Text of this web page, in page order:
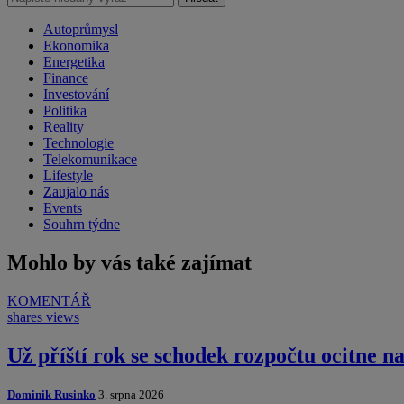
Autoprůmysl
Ekonomika
Energetika
Finance
Investování
Politika
Reality
Technologie
Telekomunikace
Lifestyle
Zaujalo nás
Events
Souhrn týdne
Mohlo by vás také zajímat
KOMENTÁŘ
shares views
Už příští rok se schodek rozpočtu ocitne
Dominik Rusinko 3. srpna 2026